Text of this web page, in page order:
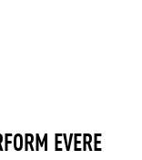
EVERE